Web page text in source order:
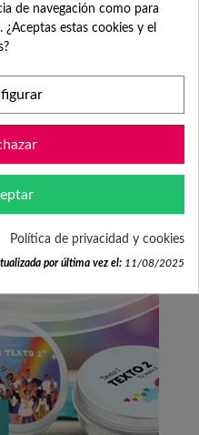
reseñas
de navegación como para
estas cookies y el
Política de privacidad y cookies
por última vez el: 11/08/2025